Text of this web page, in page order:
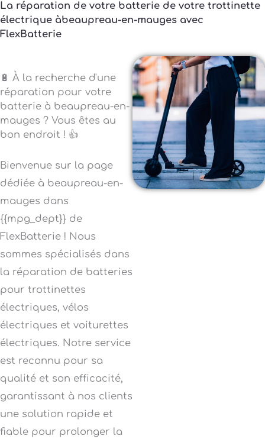
La réparation de votre batterie de votre trottinette
électrique àbeaupreau-en-mauges avec
FlexBatterie
🔋 À la recherche d'une
réparation pour votre
batterie à beaupreau-en-
mauges ? Vous êtes au
bon endroit ! 👍
Bienvenue sur la page
dédiée à beaupreau-en-
mauges dans
{{mpg_dept}} de
FlexBatterie ! Nous
sommes spécialisés dans
la réparation de batteries
pour trottinettes
électriques, vélos
électriques et voiturettes
électriques. Notre service
est reconnu pour sa
qualité et son efficacité,
garantissant à nos clients
une solution rapide et
fiable pour prolonger la